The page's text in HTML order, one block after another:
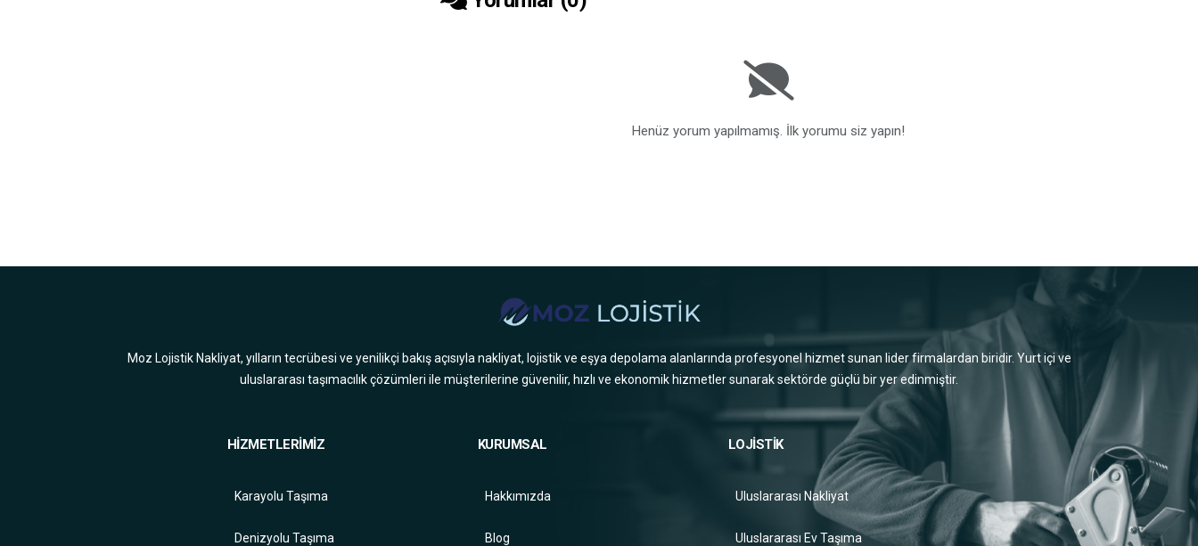
Henüz yorum yapılmamış. İlk yorumu siz yapın!
Moz Lojistik Nakliyat, yılların tecrübesi ve yenilikçi bakış açısıyla nakliyat, lojistik ve eşya depolama alanlarında profesyonel hizmet sunan lider firmalardan biridir. Yurt içi ve
uluslararası taşımacılık çözümleri ile müşterilerine güvenilir, hızlı ve ekonomik hizmetler sunarak sektörde güçlü bir yer edinmiştir.
HİZMETLERİMİZ
Karayolu Taşıma
Denizyolu Taşıma
KURUMSAL
Hakkımızda
Blog
LOJİSTİK
Uluslararası Nakliyat
Uluslararası Ev Taşıma